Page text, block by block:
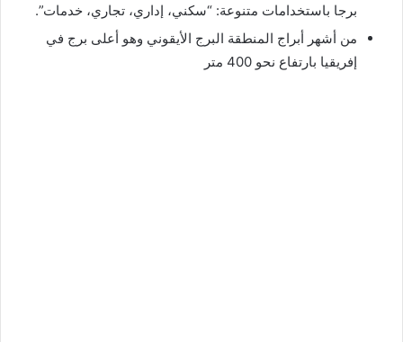
برجا باستخدامات متنوعة: “سكني، إداري، تجاري، خدمات”.
من أشهر أبراج المنطقة البرج الأيقوني وهو أعلى برج في
إفريقيا بارتفاع نحو 400 متر